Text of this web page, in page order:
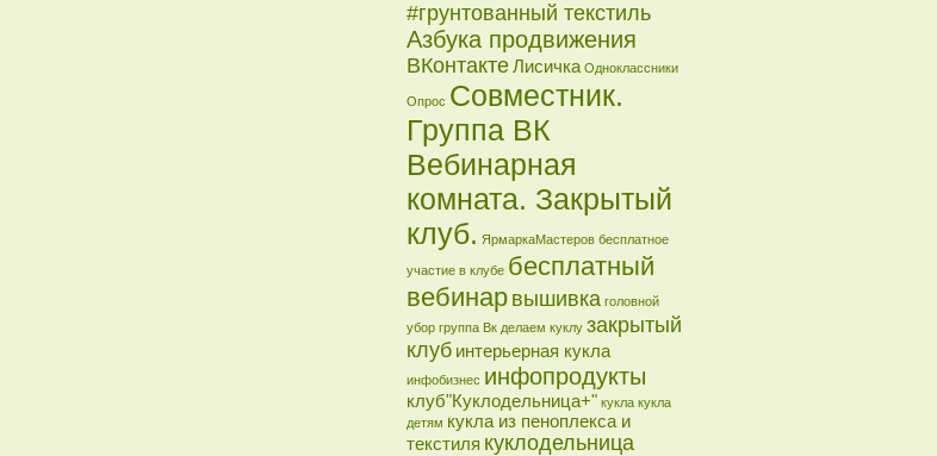
#грунтованный текстиль
Азбука продвижения
ВКонтактеЛисичка Одноклассники
Опрос Совместник.
Группа ВК
Вебинарная
комната. Закрытый
клуб. ЯрмаркаМастеров бесплатное
участие в клубе бесплатный
вебинар вышивка головной
убор группа Вк делаем куклу закрытый
клуб интерьерная кукла
инфобизнес инфопродукты
клуб"Куклодельница+" кукла кукла
детям кукла из пеноплекса и
текстиля куклодельница